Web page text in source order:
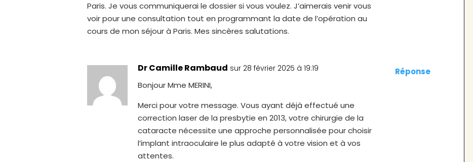
Paris. Je vous communiquerai le dossier si vous voulez. J’aimerais venir vous
voir pour une consultation tout en programmant la date de l’opération au
cours de mon séjour à Paris. Mes sincères salutations.
Dr Camille Rambaud sur 28 février 2025 à 19:19
Bonjour Mme MERINI,
Merci pour votre message. Vous ayant déjà effectué une
correction laser de la presbytie en 2013, votre chirurgie de la
cataracte nécessite une approche personnalisée pour choisir
l’implant intraoculaire le plus adapté à votre vision et à vos
attentes.
Réponse